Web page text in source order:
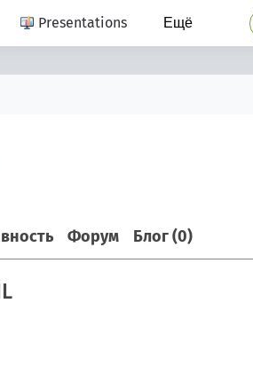
Presentations Ещё
Форум Блог (0)